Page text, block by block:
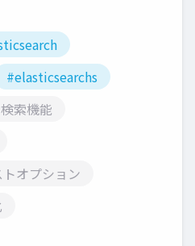
#elasticsearchs
索機能
オプション